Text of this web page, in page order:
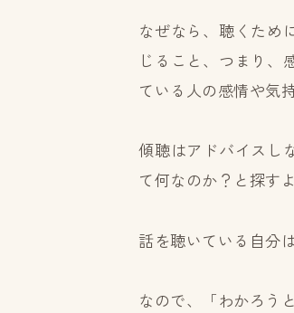
なぜなら、聴くため
じること、つまり、
ている人の感情や気
傾聴はアドバイスし
て何なのか？と探すよ
話を聴いている自分
なので、「わかろう